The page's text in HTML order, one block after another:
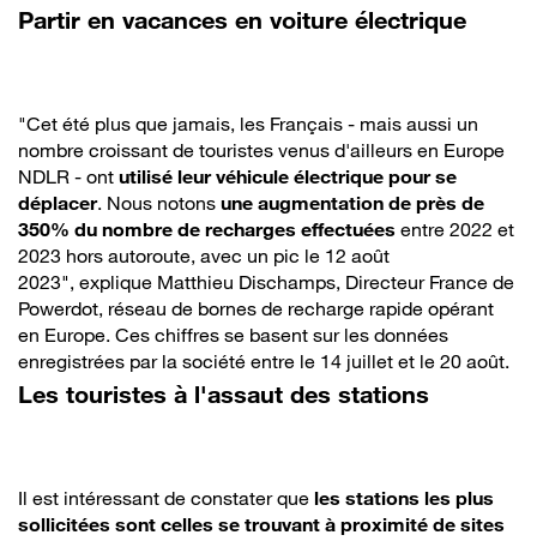
Partir en vacances en voiture électrique
"Cet été plus que jamais, les Français - mais aussi un
nombre croissant de touristes venus d'ailleurs en Europe
NDLR - ont utilisé leur véhicule électrique pour se
déplacer. Nous notons une augmentation de près de
350% du nombre de recharges effectuées entre 2022 et
2023 hors autoroute, avec un pic le 12 août
2023", explique Matthieu Dischamps, Directeur France de
Powerdot, réseau de bornes de recharge rapide opérant
en Europe. Ces chiffres se basent sur les données
enregistrées par la société entre le 14 juillet et le 20 août.
Les touristes à l'assaut des stations
Il est intéressant de constater que les stations les plus
sollicitées sont celles se trouvant à proximité de sites